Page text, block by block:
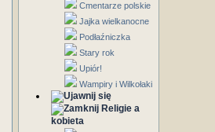
Cmentarze polskie
Jajka wielkanocne
Podłaźniczka
Stary rok
Upiór!
Wampiry i Wilkołaki
Religie a
kobieta